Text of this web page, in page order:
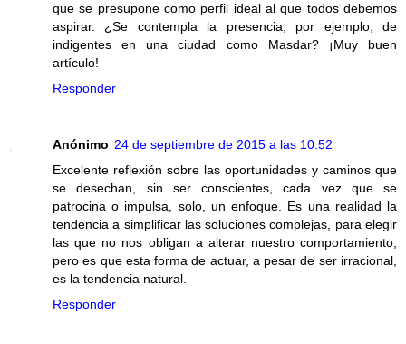
que se presupone como perfil ideal al que todos debemos
aspirar. ¿Se contempla la presencia, por ejemplo, de
indigentes en una ciudad como Masdar? ¡Muy buen
artículo!
Responder
Anónimo 24 de septiembre de 2015 a las 10:52
Excelente reflexión sobre las oportunidades y caminos que
se desechan, sin ser conscientes, cada vez que se
patrocina o impulsa, solo, un enfoque. Es una realidad la
tendencia a simplificar las soluciones complejas, para elegir
las que no nos obligan a alterar nuestro comportamiento,
pero es que esta forma de actuar, a pesar de ser irracional,
es la tendencia natural.
Responder